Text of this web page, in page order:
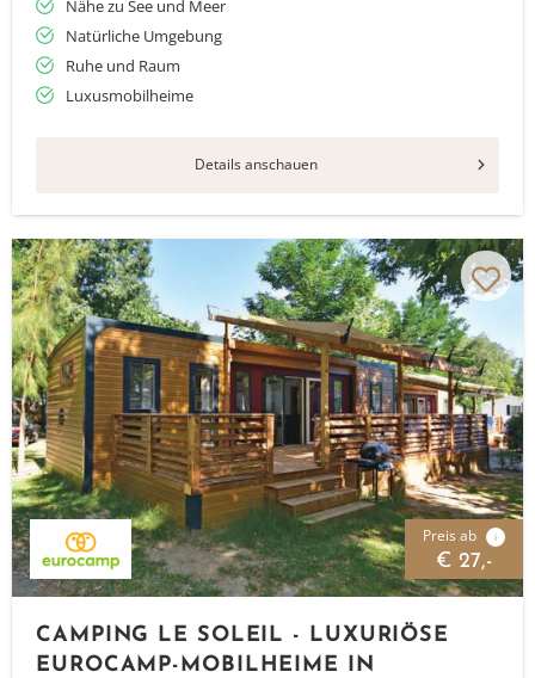
Nähe zu See und Meer
Natürliche Umgebung
Ruhe und Raum
Luxusmobilheime
Details anschauen
Preis ab i
€ 27,-
CAMPING LE SOLEIL - LUXURIÖSE
EUROCAMP-MOBILHEIME IN